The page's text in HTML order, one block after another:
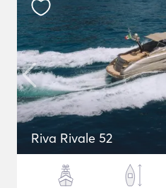
Riva Rivale 52